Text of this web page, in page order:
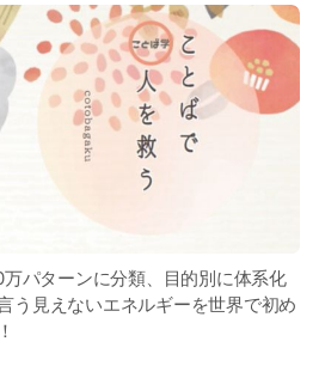
パターンに分類、目的別に体系化
う見えないエネルギーを世界で初め